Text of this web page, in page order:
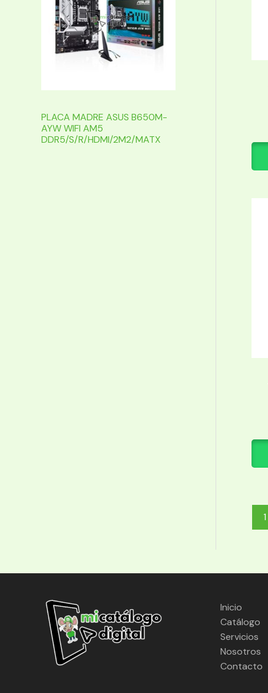
PLACA MADRE ASUS B650M-
AYW WIFI AM5
DDR5/S/R/HDMI/2M2/MATX
1
Inicio
Catálogo
Servicios
Nosotros
Contacto